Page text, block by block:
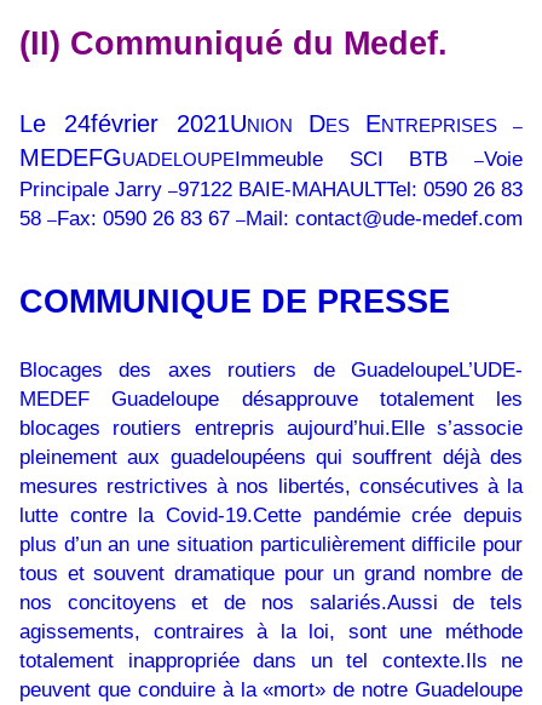
(II) Communiqué du Medef.
Le 24février 2021UNION DES ENTREPRISES –
MEDEFGUADELOUPEImmeuble SCI BTB –Voie
Principale Jarry –97122 BAIE-MAHAULTTel: 0590 26 83
58 –Fax: 0590 26 83 67 –Mail: contact@ude-medef.com
COMMUNIQUE DE PRESSE
Blocages des axes routiers de GuadeloupeL’UDE-
MEDEF Guadeloupe désapprouve totalement les
blocages routiers entrepris aujourd’hui.Elle s’associe
pleinement aux guadeloupéens qui souffrent déjà des
mesures restrictives à nos libertés, consécutives à la
lutte contre la Covid-19.Cette pandémie crée depuis
plus d’un an une situation particulièrement difficile pour
tous et souvent dramatique pour un grand nombre de
nos concitoyens et de nos salariés.Aussi de tels
agissements, contraires à la loi, sont une méthode
totalement inappropriée dans un tel contexte.Ils ne
peuvent que conduire à la «mort» de notre Guadeloupe